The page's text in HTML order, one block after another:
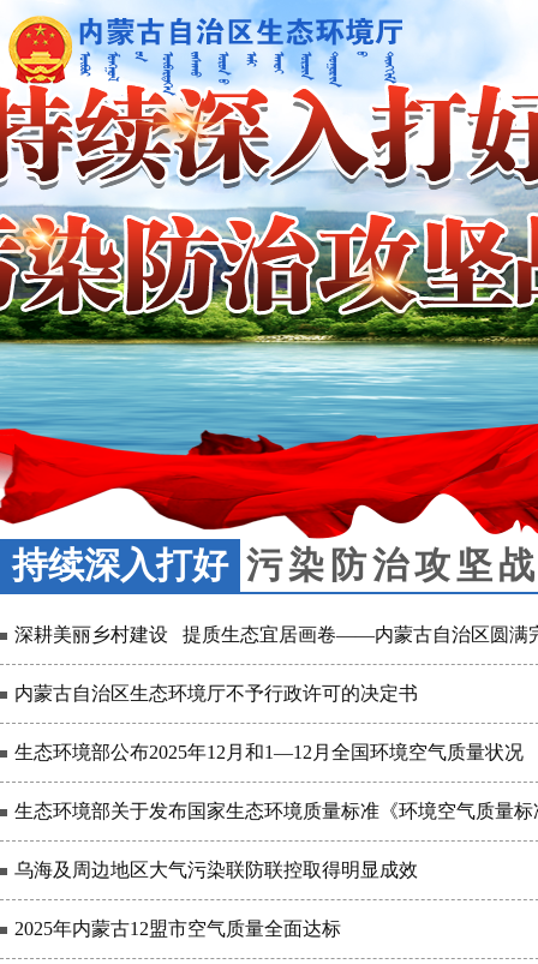
持续深入打好 污染防治攻坚
深耕美丽乡村建设 提质生态宜居画卷——内蒙古自治区圆满
内蒙古自治区生态环境厅不予行政许可的决定书
生态环境部公布2025年12月和1—12月全国环境空气质量状况
生态环境部关于发布国家生态环境质量标准《环境空气质量
乌海及周边地区大气污染联防联控取得明显成效
2025年内蒙古12盟市空气质量全面达标